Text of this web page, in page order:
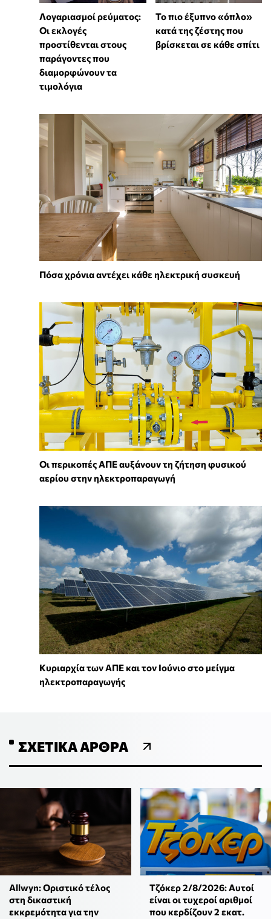
Λογαριασμοί ρεύματος:
Οι εκλογές
προστίθενται στους
παράγοντες που
διαμορφώνουν τα
τιμολόγια
To πιο έξυπνο «όπλο»
κατά της ζέστης που
βρίσκεται σε κάθε σπίτι
Πόσα χρόνια αντέχει κάθε ηλεκτρική συσκευή
Οι περικοπές ΑΠΕ αυξάνουν τη ζήτηση φυσικού
αερίου στην ηλεκτροπαραγωγή
Κυριαρχία των ΑΠΕ και τον Ιούνιο στο μείγμα
ηλεκτροπαραγωγής
ΣΧΕΤΙΚΆ ΆΡΘΡΑ
Allwyn: Οριστικό τέλος
στη δικαστική
εκκρεμότητα για την
Τζόκερ 2/8/2026: Αυτοί
είναι οι τυχεροί αριθμοί
που κερδίζουν 2 εκατ.